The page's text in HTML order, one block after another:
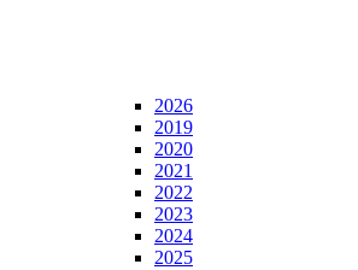
2026
2019
2020
2021
2022
2023
2024
2025